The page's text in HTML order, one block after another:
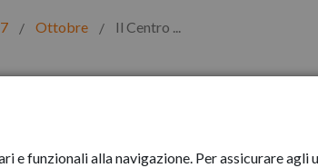
e funzionali alla navigazione. Per assicurare
Ottobre Il Centro ...
anziani nel